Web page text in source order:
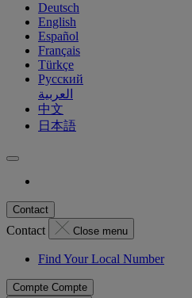
Deutsch
English
Español
Français
Türkçe
Русский
العربية
中文
日本語
Contact
Contact Close menu
Find Your Local Number
Compte Compte